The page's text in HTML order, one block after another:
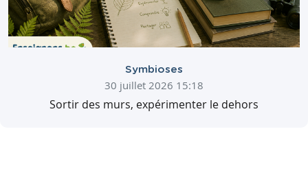
Symbioses
30 juillet 2026 15:18
Sortir des murs, expérimenter le dehors